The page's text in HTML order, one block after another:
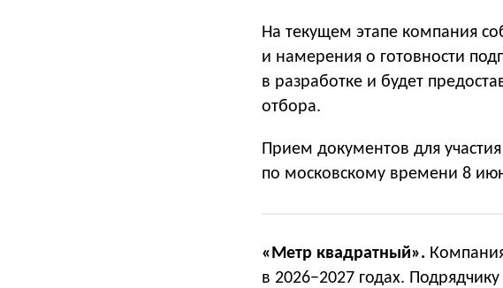
На текущем этапе компания
и намерения о готовности
в разработке и будет
отбора.
Прием документов для
по московскому времени 8
«Метр квадратный».
в 2026−2027 годах.